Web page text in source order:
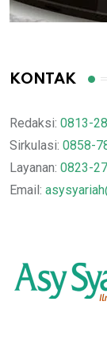
KONTAK
Redaksi: 0813-
Sirkulasi: 0858-
Layanan: 0823-
Email: